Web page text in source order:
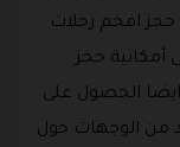
حجز افخم رحلات
أمكانية حجز
الحصول على
من الوجهات حول